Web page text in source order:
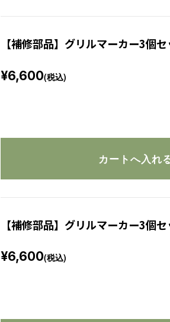
【補修部品】グリルマーカー3個セ
¥6,600(税込)
【補修部品】グリルマーカー3個セ
¥6,600(税込)